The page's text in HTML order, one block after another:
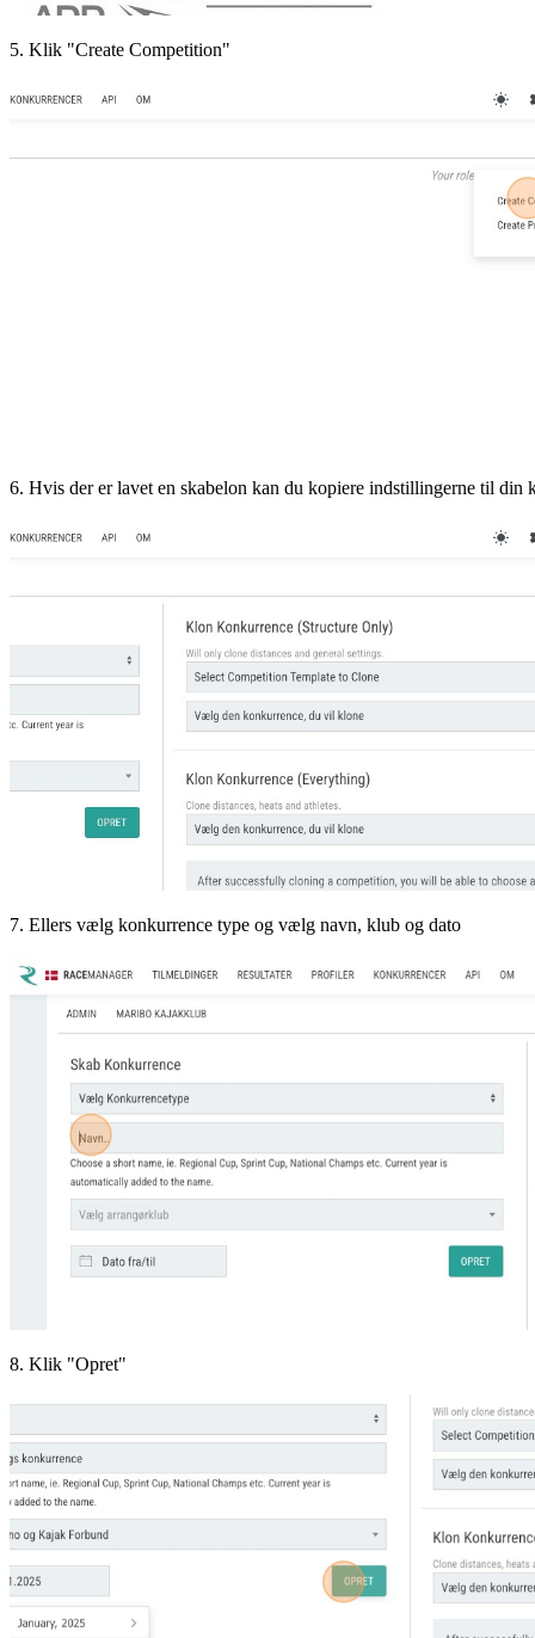
5. Klik "Create Competition"
6. Hvis der er lavet en skabelon kan du kopiere indstillingerne til din
7. Ellers vælg konkurrence type og vælg navn, klub og dato
8. Klik "Opret"